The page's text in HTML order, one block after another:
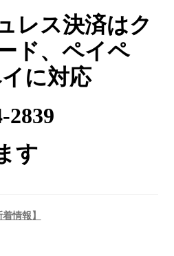
レス決済はク
ド、ペイペ
に対応
2839
す
情報】